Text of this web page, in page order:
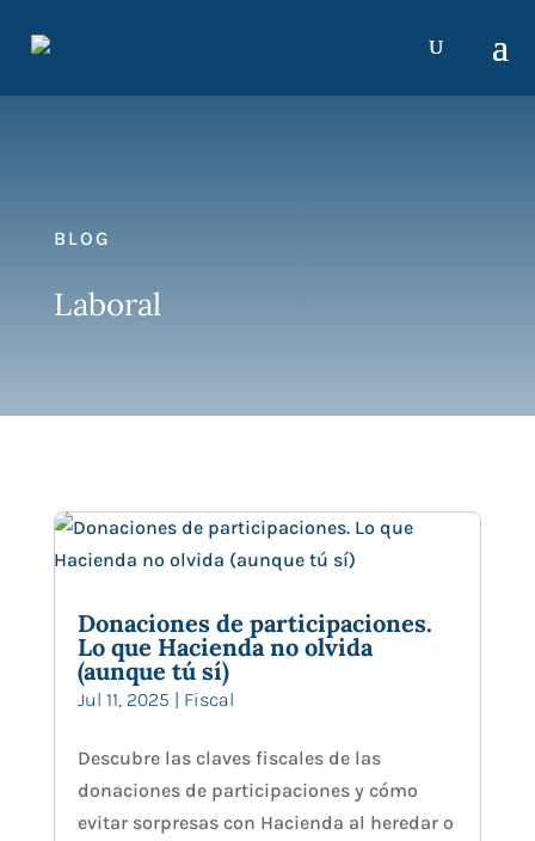
BLOG
Laboral
Donaciones de participaciones.
Lo que Hacienda no olvida
(aunque tú sí)
Jul 11, 2025 | Fiscal
Descubre las claves fiscales de las
donaciones de participaciones y cómo
evitar sorpresas con Hacienda al heredar o